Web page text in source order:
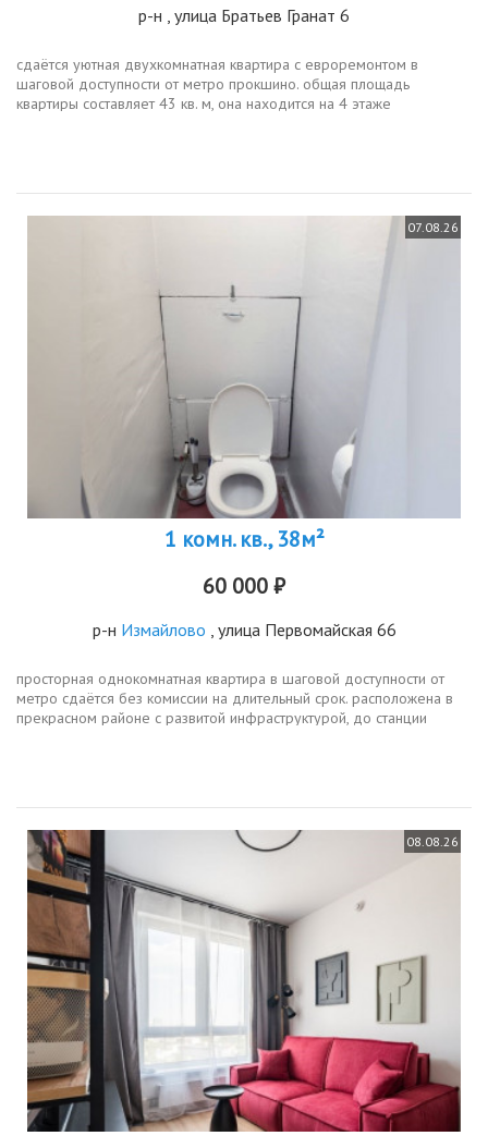
р-н , улица Братьев Гранат 6
сдаётся уютная двухкомнатная квартира с евроремонтом в
шаговой доступности от метро прокшино. общая площадь
квартиры составляет 43 кв. м, она находится на 4 этаже
07.08.26
1 комн. кв., 38м²
60 000 ₽
р-н Измайлово , улица Первомайская 66
просторная однокомнатная квартира в шаговой доступности от
метро сдаётся без комиссии на длительный срок. расположена в
прекрасном районе с развитой инфраструктурой, до станции
08.08.26